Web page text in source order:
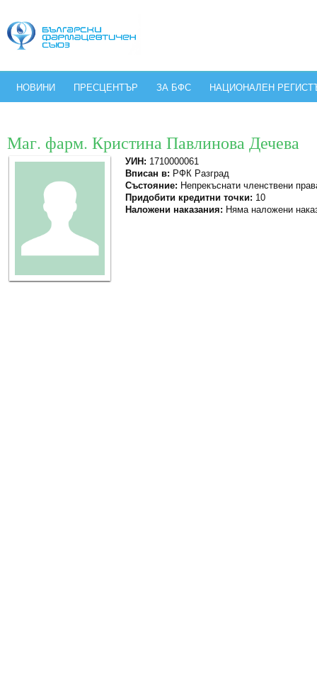
НОВИНИ ПРЕСЦЕНТЪР ЗА БФС НАЦИОНАЛЕН
Маг. фарм. Кристина Павлинова Дечева
УИН: 1710000061
Вписан в: РФК Разград
Състояние: Непрекъснати членствени
Придобити кредитни точки: 10
Наложени наказания: Няма наложени